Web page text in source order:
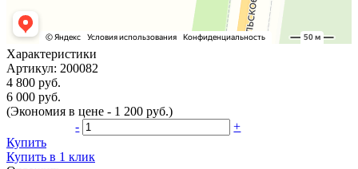
Характеристики
Артикул: 200082
4 800 руб.
6 000 руб.
(Экономия в цене - 1 200 руб.)
-
+
Купить
Купить в 1 клик